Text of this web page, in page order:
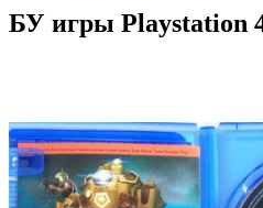
БУ игры Playstation